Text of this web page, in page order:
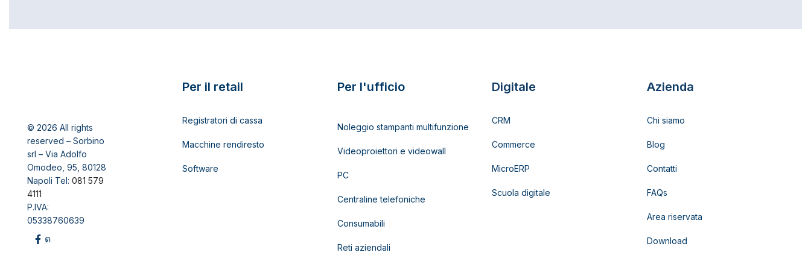
© 2026 All rights
reserved – Sorbino
srl – Via Adolfo
Omodeo, 95, 80128
Napoli Tel: 081 579
4111
P.IVA:
05338760639
Per il retail
Registratori di cassa
Macchine rendiresto
Software
Per l'ufficio
Noleggio stampanti multifunzione
Videoproiettori e videowall
PC
Centraline telefoniche
Consumabili
Reti aziendali
Digitale
CRM
Commerce
MicroERP
Scuola digitale
Azienda
Chi siamo
Blog
Contatti
FAQs
Area riservata
Download